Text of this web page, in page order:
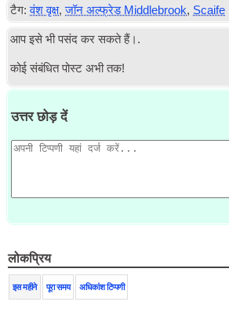
टैग: वंश वृक्ष,जॉन अल्फ्रेड Middlebrook, Scaife
आप इसे भी पसंद कर सकते हैं।.
कोई संबंधित पोस्ट अभी तक!
उत्तर छोड़ दें
लोकप्रिय
इस महीने पूरा समय अधिकांश टिप्पणी